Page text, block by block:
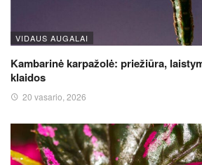
VIDAUS AUGALAI
Kambarinė karpažolė: priežiūra,
klaidos
20 vasario, 2026